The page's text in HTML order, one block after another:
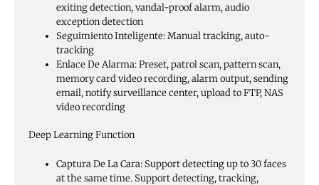
exiting detection, vandal-proof alarm, audio
exception detection
Seguimiento Inteligente:Manual tracking, auto-
tracking
Enlace De Alarma:Preset, patrol scan, pattern scan,
memory card video recording, alarm output, sending
email, notify surveillance center, upload to FTP, NAS
video recording
Deep Learning Function
Captura De La Cara: Support detecting up to 30 faces
at the same time. Support detecting, tracking,